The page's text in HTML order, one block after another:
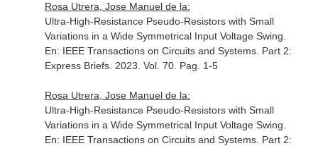
Rosa Utrera, Jose Manuel de la:
Ultra-High-Resistance Pseudo-Resistors with Small
Variations in a Wide Symmetrical Input Voltage Swing.
En: IEEE Transactions on Circuits and Systems. Part 2:
Express Briefs. 2023. Vol. 70. Pag. 1-5
Rosa Utrera, Jose Manuel de la:
Ultra-High-Resistance Pseudo-Resistors with Small
Variations in a Wide Symmetrical Input Voltage Swing.
En: IEEE Transactions on Circuits and Systems. Part 2: